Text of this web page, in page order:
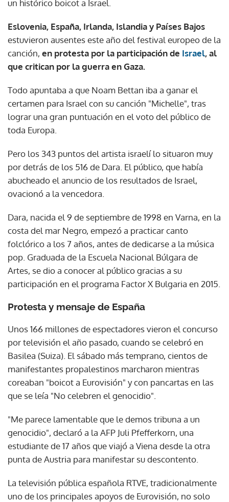
un histórico boicot a Israel.
Eslovenia, España, Irlanda, Islandia y Países Bajos
estuvieron ausentes este año del festival europeo de la
canción, en protesta por la participación de Israel, al
que critican por la guerra en Gaza.
Todo apuntaba a que Noam Bettan iba a ganar el
certamen para Israel con su canción "Michelle", tras
lograr una gran puntuación en el voto del público de
toda Europa.
Pero los 343 puntos del artista israelí lo situaron muy
por detrás de los 516 de Dara. El público, que había
abucheado el anuncio de los resultados de Israel,
ovacionó a la vencedora.
Dara, nacida el 9 de septiembre de 1998 en Varna, en la
costa del mar Negro, empezó a practicar canto
folclórico a los 7 años, antes de dedicarse a la música
pop. Graduada de la Escuela Nacional Búlgara de
Artes, se dio a conocer al público gracias a su
participación en el programa Factor X Bulgaria en 2015.
Protesta y mensaje de España
Unos 166 millones de espectadores vieron el concurso
por televisión el año pasado, cuando se celebró en
Basilea (Suiza). El sábado más temprano, cientos de
manifestantes propalestinos marcharon mientras
coreaban "boicot a Eurovisión" y con pancartas en las
que se leía "No celebren el genocidio".
"Me parece lamentable que le demos tribuna a un
genocidio", declaró a la AFP Juli Pfefferkorn, una
estudiante de 17 años que viajó a Viena desde la otra
punta de Austria para manifestar su descontento.
La televisión pública española RTVE, tradicionalmente
uno de los principales apoyos de Eurovisión, no solo